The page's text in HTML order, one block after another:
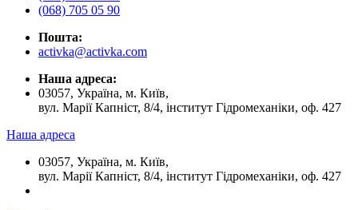
(068) 705 05 90
Пошта:
activka@activka.com
Наша адреса:
03057, Україна, м. Київ,
вул. Марії Капніст, 8/4, інститут Гідромеханіки, оф. 427
Наша адреса
03057, Україна, м. Київ,
вул. Марії Капніст, 8/4, інститут Гідромеханіки, оф. 427